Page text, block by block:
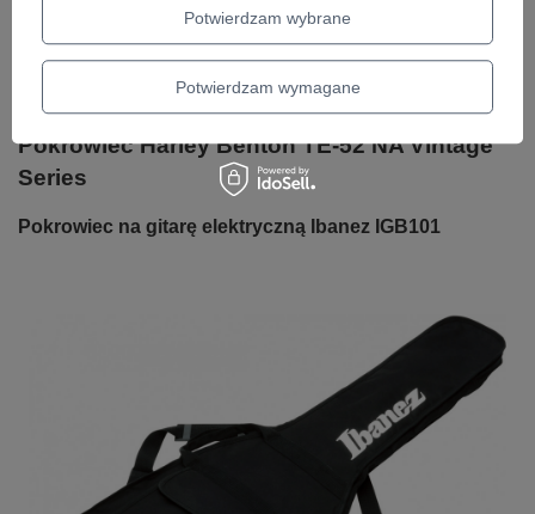
Średnica wewnętrzna 55 mm
Szczegółowy opis produktu znajduje się na stronie produktu.
Pokrowiec Harley Benton TE-52 NA Vintage
Series
Pokrowiec na gitarę elektryczną Ibanez IGB101
Potwierdzam wybrane
Potwierdzam wymagane